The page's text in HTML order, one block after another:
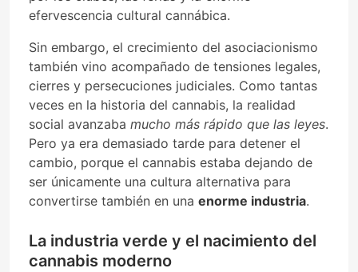
efervescencia cultural cannábica.
Sin embargo, el crecimiento del asociacionismo
también vino acompañado de tensiones legales,
cierres y persecuciones judiciales. Como tantas
veces en la historia del cannabis, la realidad
social avanzaba mucho más rápido que las leyes.
Pero ya era demasiado tarde para detener el
cambio, porque el cannabis estaba dejando de
ser únicamente una cultura alternativa para
convertirse también en una enorme industria.
La industria verde y el nacimiento del
cannabis moderno